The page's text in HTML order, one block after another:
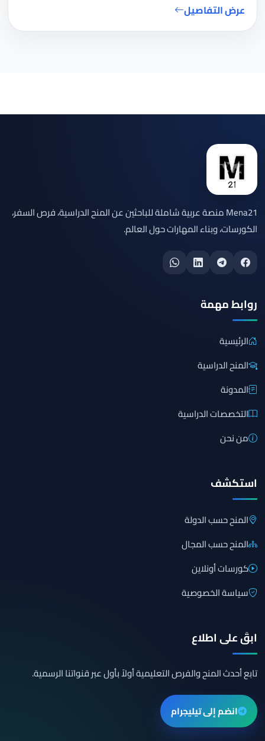
عرض التفاصيل
Mena21 منصة عربية شاملة للباحثين عن المنح الدراسية، فرص السفر،
الكورسات، وبناء المهارات حول العالم.
روابط مهمة
الرئيسية
المنح الدراسية
المدونة
التخصصات الدراسية
من نحن
استكشف
المنح حسب الدولة
المنح حسب المجال
كورسات أونلاين
سياسة الخصوصية
ابقَ على اطلاع
تابع أحدث المنح والفرص التعليمية أولاً بأول عبر قنواتنا الرسمية.
انضم إلى تيليجرام